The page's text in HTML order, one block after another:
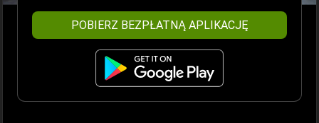
POBIERZ BEZPŁATNĄ APLIKACJĘ